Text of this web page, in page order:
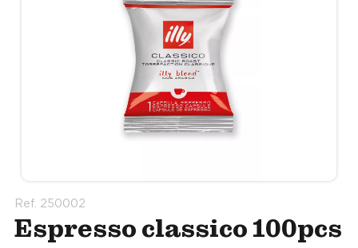
Ref. 250002
Espresso classico 100pcs